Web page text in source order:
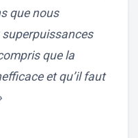
que nous
que la
et qu’il faut